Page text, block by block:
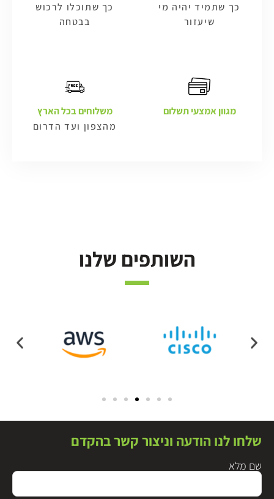
כך שתמיד יהיה מי
שיעזור
כך שתוכלו לרכוש
בבטחה
מגוון אמצעי תשלום
משלוחים בכל הארץ
מהצפון ועד הדרום
השותפים שלנו
שלחו לנו הודעה וניצור קשר בהקדם
שם מלא